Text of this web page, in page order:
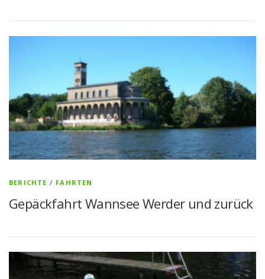
BERICHTE / FAHRTEN
Gepäckfahrt Wannsee Werder und zurück